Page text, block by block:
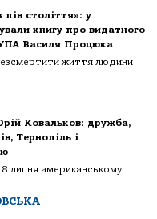
пів століття»: у
книгу про видатного
УПА Василя Процюка
життя людини
Ковальков: дружба,
Тернопіль і
липня американському